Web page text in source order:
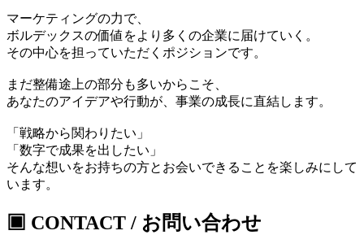
マーケティングの力で、
ボルデックスの価値をより多くの企業に届けていく。
その中心を担っていただくポジションです。
まだ整備途上の部分も多いからこそ、
あなたのアイデアや行動が、事業の成長に直結します。
「戦略から関わりたい」
「数字で成果を出したい」
そんな想いをお持ちの方とお会いできることを楽しみにして
います。
▣ CONTACT / お問い合わせ